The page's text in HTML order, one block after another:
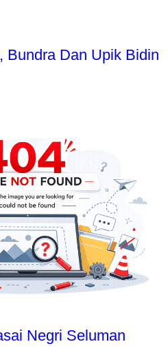
Bundra Dan Upik Bidin
Negri Seluman